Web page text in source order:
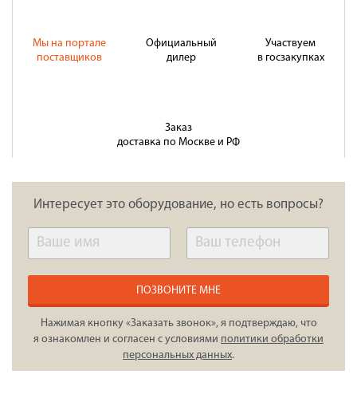
Мы на портале
поставщиков
Официальный
дилер
Участвуем
в госзакупках
Заказ
доставка по Москве и РФ
Интересует это оборудование, но есть вопросы?
ПОЗВОНИТЕ МНЕ
Нажимая кнопку «Заказать звонок», я подтверждаю, что
я ознакомлен и согласен с условиями политики обработки
персональных данных.